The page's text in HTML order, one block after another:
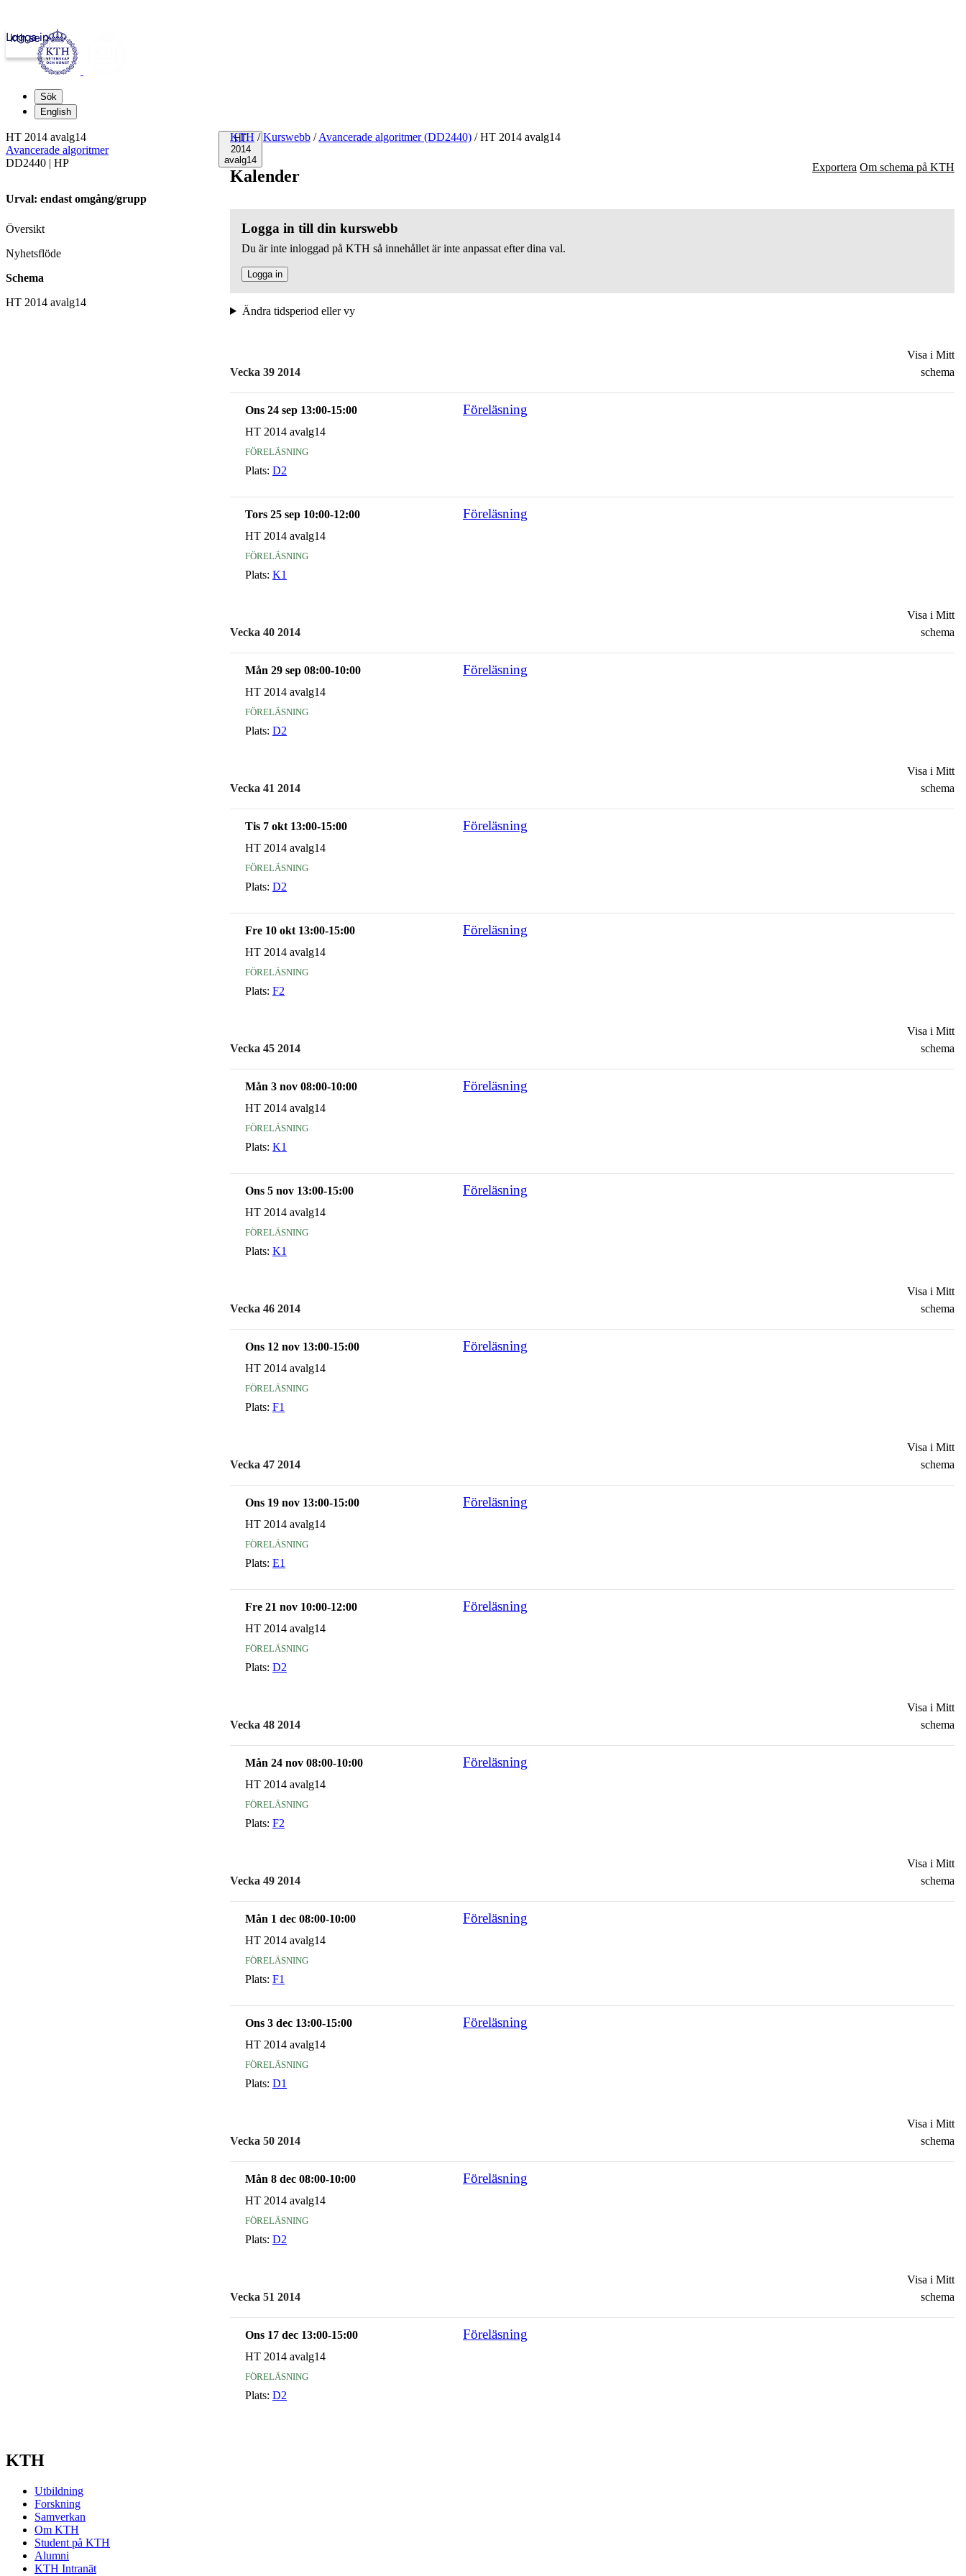
kth.se
Logga in
Sök
English
HT
2014
avalg14
KTH / Kurswebb / Avancerade algoritmer (DD2440) /HT 2014 avalg14
Kalender Exportera Om schema på KTH
Logga in till din kurswebb
Du är inte inloggad på KTH så innehållet är inte anpassat efter dina val.
Logga in
Ändra tidsperiod eller vy
Vecka 39 2014
Visa i Mitt
schema
Ons 24 sep 13:00-15:00 Föreläsning
HT 2014 avalg14
föreläsning
Plats: D2
Tors 25 sep 10:00-12:00 Föreläsning
HT 2014 avalg14
föreläsning
Plats: K1
Vecka 40 2014
Visa i Mitt
schema
Mån 29 sep 08:00-10:00 Föreläsning
HT 2014 avalg14
föreläsning
Plats: D2
Vecka 41 2014
Visa i Mitt
schema
Tis 7 okt 13:00-15:00 Föreläsning
HT 2014 avalg14
föreläsning
Plats: D2
Fre 10 okt 13:00-15:00 Föreläsning
HT 2014 avalg14
föreläsning
Plats: F2
Vecka 45 2014
Visa i Mitt
schema
Mån 3 nov 08:00-10:00 Föreläsning
HT 2014 avalg14
föreläsning
Plats: K1
Ons 5 nov 13:00-15:00 Föreläsning
HT 2014 avalg14
föreläsning
Plats: K1
Vecka 46 2014
Visa i Mitt
schema
Ons 12 nov 13:00-15:00 Föreläsning
HT 2014 avalg14
föreläsning
Plats: F1
Vecka 47 2014
Visa i Mitt
schema
Ons 19 nov 13:00-15:00 Föreläsning
HT 2014 avalg14
föreläsning
Plats: E1
Fre 21 nov 10:00-12:00 Föreläsning
HT 2014 avalg14
föreläsning
Plats: D2
Vecka 48 2014
Visa i Mitt
schema
Mån 24 nov 08:00-10:00 Föreläsning
HT 2014 avalg14
föreläsning
Plats: F2
Vecka 49 2014
Visa i Mitt
schema
Mån 1 dec 08:00-10:00 Föreläsning
HT 2014 avalg14
föreläsning
Plats: F1
Ons 3 dec 13:00-15:00 Föreläsning
HT 2014 avalg14
föreläsning
Plats: D1
Vecka 50 2014
Visa i Mitt
schema
Mån 8 dec 08:00-10:00 Föreläsning
HT 2014 avalg14
föreläsning
Plats: D2
Vecka 51 2014
Visa i Mitt
schema
Ons 17 dec 13:00-15:00 Föreläsning
HT 2014 avalg14
föreläsning
Plats: D2
HT 2014 avalg14
Avancerade algoritmer
DD2440 | HP
Urval: endast omgång/grupp
Översikt
Nyhetsflöde
Schema
HT 2014 avalg14
KTH
Utbildning
Forskning
Samverkan
Om KTH
Student på KTH
Alumni
KTH Intranät